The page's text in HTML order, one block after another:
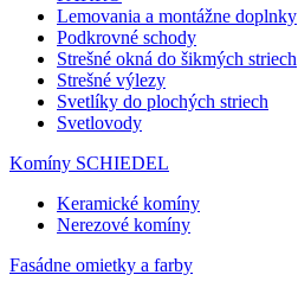
Lemovania a montážne doplnky
Podkrovné schody
Strešné okná do šikmých striech
Strešné výlezy
Svetlíky do plochých striech
Svetlovody
Komíny SCHIEDEL
Keramické komíny
Nerezové komíny
Fasádne omietky a farby